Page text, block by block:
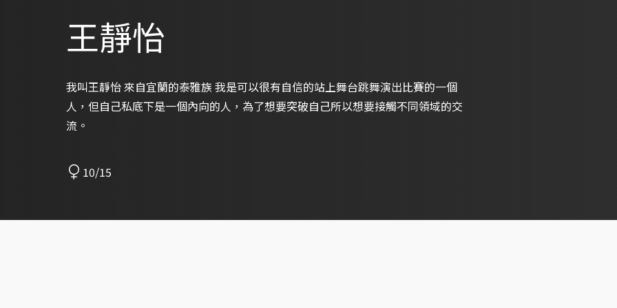
王靜怡
我叫王靜怡 來自宜蘭的泰雅族 我是可以很有自信的站上舞台跳舞演出比賽的一個
人，但自己私底下是一個內向的人，為了想要突破自己所以想要接觸不同領域的交
流。
10/15